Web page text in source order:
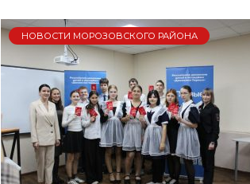
НОВОСТИ МОРОЗОВСКОГО РАЙОНА